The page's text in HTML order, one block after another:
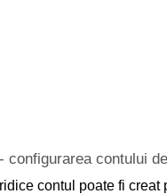
configurarea contului
contul poate fi